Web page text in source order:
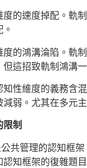
度的速度掉配。軌
度的鴻溝淪陷。軌
這招致軌制鴻溝
性維度的義務含
弱。尤其在多元
制
公共管理的認知框
知框架的復雜題目